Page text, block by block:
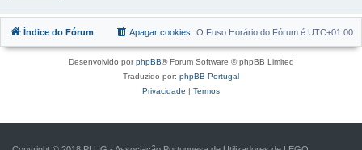
Índice do Fórum O Fuso Horário do Fórum é UTC+01:00
Apagar cookies
Desenvolvido porphpBB® Forum Software © phpBB Limited
Traduzido por: phpBB Portugal
Privacidade | Termos